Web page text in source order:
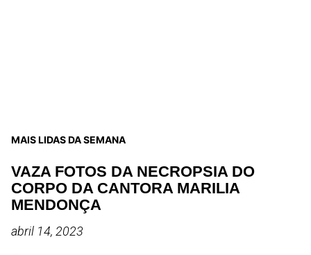
MAIS LIDAS DA SEMANA
VAZA FOTOS DA NECROPSIA DO
CORPO DA CANTORA MARILIA
MENDONÇA
abril 14, 2023